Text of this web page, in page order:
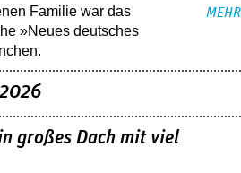
Familie war das
»Neues deutsches
MEHR
großes Dach mit viel